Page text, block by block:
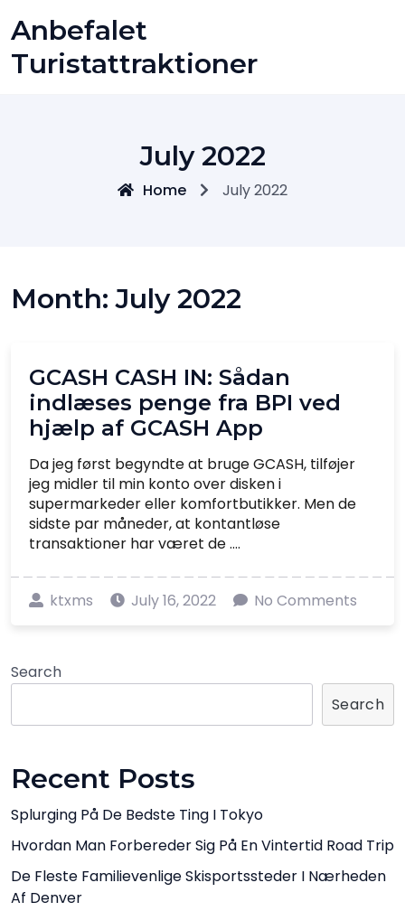
to
content
Anbefalet
Turistattraktioner
July 2022
Home July 2022
Month:July 2022
GCASH CASH IN: Sådan
indlæses penge fra BPI ved
hjælp af GCASH App
Da jeg først begyndte at bruge GCASH, tilføjer
jeg midler til min konto over disken i
supermarkeder eller komfortbutikker. Men de
sidste par måneder, at kontantløse
transaktioner har været de ....
ktxms July 16, 2022 No Comments
Search
Search
Recent Posts
Splurging På De Bedste Ting I Tokyo
Hvordan Man Forbereder Sig På En Vintertid Road Trip
De Fleste Familievenlige Skisportssteder I Nærheden
Af Denver